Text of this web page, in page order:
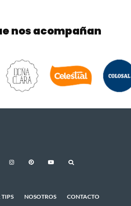
nos acompañan
NOSOTROS CONTACTO